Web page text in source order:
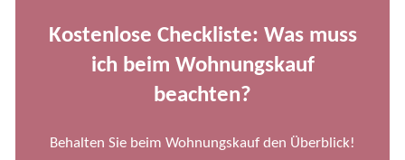
Kostenlose Checkliste: Was muss
ich beim Wohnungskauf
beachten?
Behalten Sie beim Wohnungskauf den Überblick!